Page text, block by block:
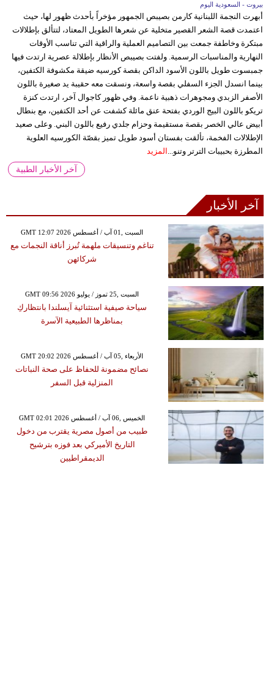
بيروت - السعودية اليوم
أبهرت النجمة اللبنانية كارمن بصيبص الجمهور مؤخراً بأحدث ظهور لها، حيث
اعتمدت قصة الشعر القصير متخلية عن شعرها الطويل المعتاد، لتتألق بإطلالات
مبتكرة وخاطفة جمعت بين التصاميم العملية والراقية التي تناسب الأوقات
النهارية والمناسبات الرسمية. ولفتت بصيبص الأنظار بإطلالة عصرية ارتدت فيها
جمبسوت طويل باللون الأسود الداكن بقصة كورسيه ضيقة مكشوفة الكتفين،
بينما انسدل الجزء السفلي بقصة واسعة، ونسقت معه حقيبة يد صغيرة باللون
الأصفر الزبدي ومجوهرات ذهبية ناعمة. وفي ظهور كاجوال آخر، ارتدت كنزة
تريكو باللون البيج الوردي بفتحة عنق مائلة كشفت عن أحد الكتفين، مع بنطال
أبيض عالي الخصر بقصة مستقيمة وحزام جلدي رفيع باللون البني. وعلى صعيد
الإطلالات الفخمة، تألقت بفستان أسود طويل تميز بقصّة الكورسيه العلوية
المطرزة بحبيبات الترتر وتنو... المزيد
آخر الأخبار الطبية
آخر الأخبار
GMT 12:07 2026 السبت ,01 آب / أغسطس
تناغم وتنسيقات ملهمة تُبرز أناقة النجمات مع
شركائهن
GMT 09:56 2026 السبت ,25 تموز / يوليو
سياحة صيفية استثنائية آيسلندا بانتظاركِ
بمناظرها الطبيعية الآسرة
GMT 20:02 2026 الأربعاء ,05 آب / أغسطس
نصائح مضمونة للحفاظ على صحة النباتات
المنزلية قبل السفر
GMT 02:01 2026 الخميس ,06 آب / أغسطس
طبيب من أصول مصرية يقترب من دخول
التاريخ الأميركي بعد فوزه بترشيح
الديمقراطيين